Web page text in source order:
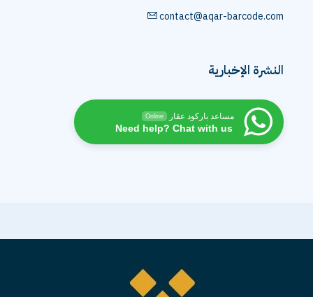
contact@aqar-barcode.com
النشرة الإخبارية
مساعد باركود عقار Online
Need help? Chat with us